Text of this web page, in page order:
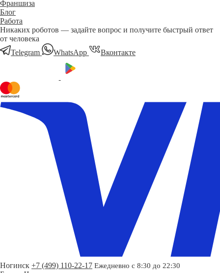
Франшиза
Блог
Работа
Никаких роботов — задайте вопрос и получите быстрый ответ
от человека
Telegram
WhatsApp Вконтакте
Ногинск +7 (499) 110-22-17 Ежедневно с 8:30 до 22:30